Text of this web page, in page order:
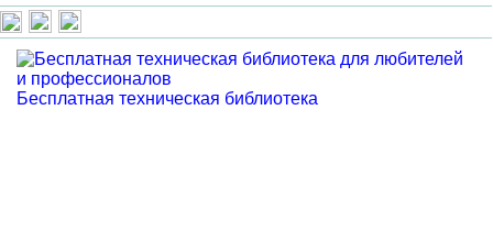
Бесплатная техническая библиотека